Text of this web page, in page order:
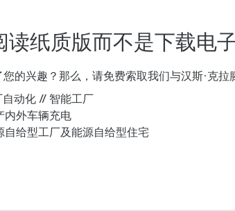
读纸质版而不是下载电
的兴趣？那么，请免费索取我们与汉斯·克
动化 // 智能工厂
内外车辆充电
自给型工厂及能源自给型住宅